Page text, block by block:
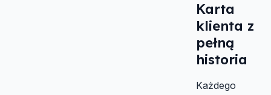
Karta
klienta z
pełną
historia
Każdego